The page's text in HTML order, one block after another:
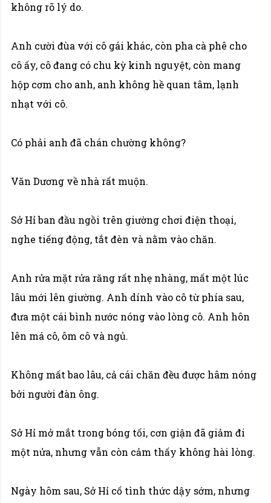
không rõ lý do.
Anh cười đùa với cô gái khác, còn pha cà phê cho
cô ấy, cô đang có chu kỳ kinh nguyệt, còn mang
hộp cơm cho anh, anh không hề quan tâm, lạnh
nhạt với cô.
Có phải anh đã chán chường không?
Văn Dương về nhà rất muộn.
Sở Hỉ ban đầu ngồi trên giường chơi điện thoại,
nghe tiếng động, tắt đèn và nằm vào chăn.
Anh rửa mặt rửa răng rất nhẹ nhàng, mất một lúc
lâu mới lên giường. Anh dính vào cô từ phía sau,
đưa một cái bình nước nóng vào lòng cô. Anh hôn
lên má cô, ôm cô và ngủ.
Không mất bao lâu, cả cái chăn đều được hâm nóng
bởi người đàn ông.
Sở Hỉ mở mắt trong bóng tối, cơn giận đã giảm đi
một nửa, nhưng vẫn còn cảm thấy không hài lòng.
Ngày hôm sau, Sở Hỉ cố tình thức dậy sớm, nhưng